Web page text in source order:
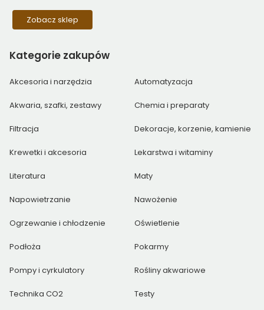
Zobacz sklep
Kategorie zakupów
Akcesoria i narzędzia Automatyzacja
Akwaria, szafki, zestawy Chemia i preparaty
Filtracja Dekoracje, korzenie, kamienie
Krewetki i akcesoria Lekarstwa i witaminy
Literatura Maty
Napowietrzanie Nawożenie
Ogrzewanie i chłodzenie Oświetlenie
Podłoża Pokarmy
Pompy i cyrkulatory Rośliny akwariowe
Technika CO2 Testy